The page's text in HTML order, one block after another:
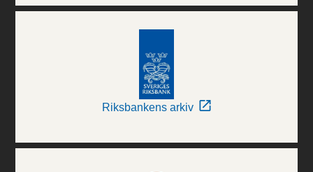
Riksbankens arkiv